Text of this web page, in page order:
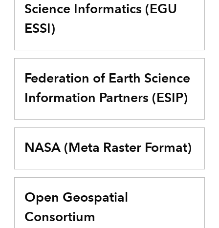
Science Informatics (EGU
ESSI)
Federation of Earth Science
Information Partners (ESIP)
NASA (Meta Raster Format)
Open Geospatial
Consortium